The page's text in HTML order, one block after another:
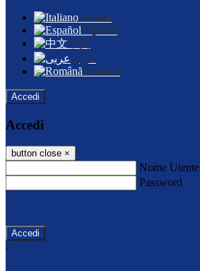
Italiano
Español
中文
عربى
Română
Accedi
Accedi
button close ×
Nome Utente
Password
-